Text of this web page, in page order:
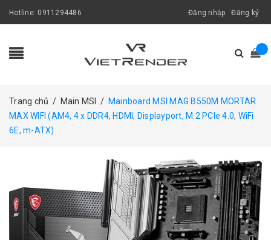
Hotline: 0911294486 Đăng nhập Đăng ký
Trang chủ / Main MSI / Mainboard MSI MAG B550M MORTAR
MAX WIFI (AM4, 4 x DDR4, HDMI, Displayport, M.2 PCIe 4.0, WiFi
6E, m-ATX)